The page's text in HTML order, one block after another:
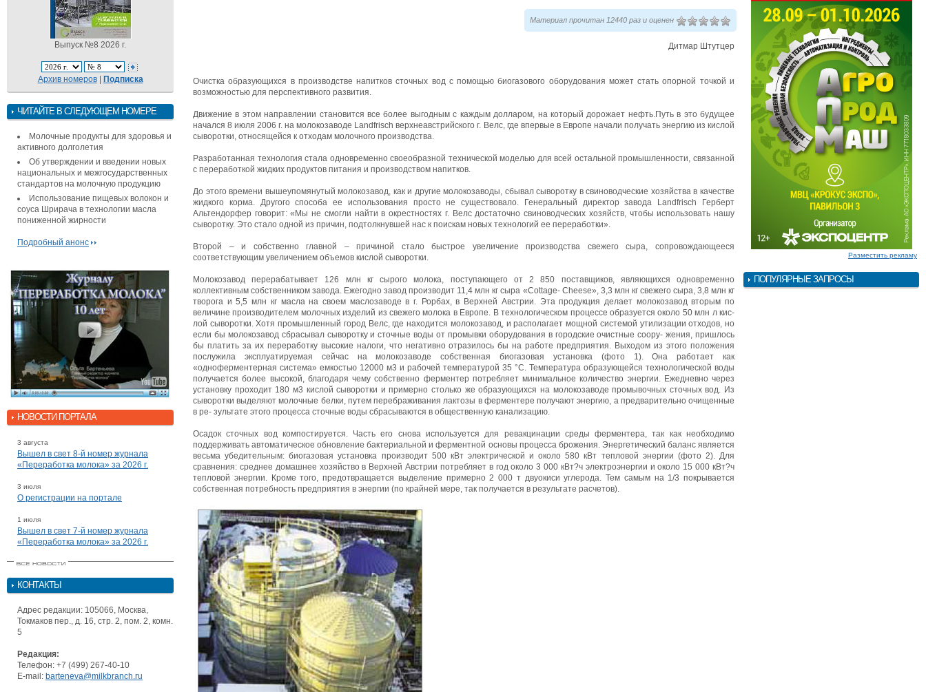
Выпуск №8 2026 г.
Архив номеров| Подписка
ЧИТАЙТЕ В СЛЕДУЮЩЕМ НОМЕРЕ
Молочные продукты для здоровья и
активного долголетия
Об утверждении и введении новых
национальных и межгосударственных
стандартов на молочную продукцию
Использование пищевых волокон и
соуса Шрирача в технологии масла
пониженной жирности
Подробный анонс
НОВОСТИ ПОРТАЛА
3 августа
Вышел в свет 8-й номер журнала
«Переработка молока» за 2026 г.
3 июля
О регистрации на портале
1 июля
Вышел в свет 7-й номер журнала
«Переработка молока» за 2026 г.
КОНТАКТЫ
Адрес редакции: 105066, Москва,
Токмаков пер., д. 16, стр. 2, пом. 2, комн.
5
Редакция:
Телефон: +7 (499) 267-40-10
E-mail: barteneva@milkbranch.ru
Материал прочитан 12440 раз и оценен
Дитмар Штутцер
Очистка образующихся в производстве напитков сточных вод с помощью биогазового оборудования может стать опорной точкой и
возможностью для перспективного развития.
Движение в этом направлении становится все более выгодным с каждым долларом, на который дорожает нефть.Путь в это будущее
начался 8 июля 2006 г. на молокозаводе Landfrisch верхнеавстрийского г. Велс, где впервые в Европе начали получать энергию из кислой
сыворотки, относящейся к отходам молочного производства.
Разработанная технология стала одновременно своеобразной технической моделью для всей остальной промышленности, связанной
с переработкой жидких продуктов питания и производством напитков.
До этого времени вышеупомянутый молокозавод, как и другие молокозаводы, сбывал сыворотку в свиноводческие хозяйства в качестве
жидкого корма. Другого способа ее использования просто не существовало. Генеральный директор завода Landfrisch Герберт
Альтендорфер говорит: «Мы не смогли найти в окрестностях г. Велс достаточно свиноводческих хозяйств, чтобы использовать нашу
сыворотку. Это стало одной из причин, подтолкнувшей нас к поискам новых технологий ее переработки».
Второй – и собственно главной – причиной стало быстрое увеличение производства свежего сыра, сопровождающееся
соответствующим увеличением объемов кислой сыворотки.
Молокозавод перерабатывает 126 млн кг сырого молока, поступающего от 2 850 поставщиков, являющихся одновременно
коллективным собственником завода. Ежегодно завод производит 11,4 млн кг сыра «Cottage- Cheese», 3,3 млн кг свежего сыра, 3,8 млн кг
творога и 5,5 млн кг масла на своем маслозаводе в г. Рорбах, в Верхней Австрии. Эта продукция делает молокозавод вторым по
величине производителем молочных изделий из свежего молока в Европе. В технологическом процессе образуется около 50 млн л кис-
лой сыворотки. Хотя промышленный город Велс, где находится молокозавод, и располагает мощной системой утилизации отходов, но
если бы молокозавод сбрасывал сыворотку и сточные воды от промывки оборудования в городские очистные соору- жения, пришлось
бы платить за их переработку высокие налоги, что негативно отразилось бы на работе предприятия. Выходом из этого положения
послужила эксплуатируемая сейчас на молокозаводе собственная биогазовая установка (фото 1). Она работает как
«одноферментерная система» емкостью 12000 м3 и рабочей температурой 35 °C. Температура образующейся технологической воды
получается более высокой, благодаря чему собственно ферментер потребляет минимальное количество энергии. Ежедневно через
установку проходит 180 м3 кислой сыворотки и примерно столько же образующихся на молокозаводе промывочных сточных вод. Из
сыворотки выделяют молочные белки, путем перебраживания лактозы в ферментере получают энергию, а предварительно очищенные
в ре- зультате этого процесса сточные воды сбрасываются в общественную канализацию.
Осадок сточных вод компостируется. Часть его снова используется для ревакцинации среды ферментера, так как необходимо
поддерживать автоматическое обновление бактериальной и ферментной основы процесса брожения. Энергетический баланс является
весьма убедительным: биогазовая установка производит 500 кВт электрической и около 580 кВт тепловой энергии (фото 2). Для
сравнения: среднее домашнее хозяйство в Верхней Австрии потребляет в год около 3 000 кВт?ч электроэнергии и около 15 000 кВт?ч
тепловой энергии. Кроме того, предотвращается выделение примерно 2 000 т двуокиси углерода. Тем самым на 1/3 покрывается
собственная потребность предприятия в энергии (по крайней мере, так получается в результате расчетов).
Разместить рекламу
ПОПУЛЯРНЫЕ ЗАПРОСЫ